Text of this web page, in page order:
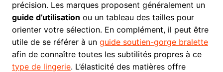
précision. Les marques proposent généralement un
guide d’utilisation ou un tableau des tailles pour
orienter votre sélection. En complément, il peut être
utile de se référer à un guide soutien-gorge bralette
afin de connaître toutes les subtilités propres à ce
type de lingerie. L’élasticité des matières offre